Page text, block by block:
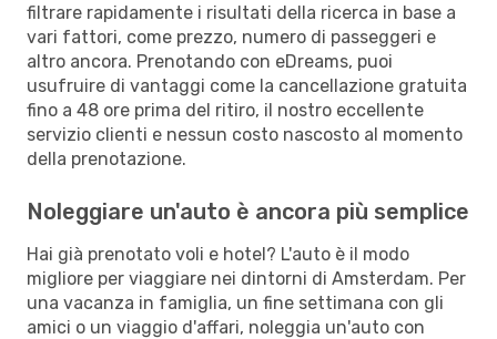
filtrare rapidamente i risultati della ricerca in base a
vari fattori, come prezzo, numero di passeggeri e
altro ancora. Prenotando con eDreams, puoi
usufruire di vantaggi come la cancellazione gratuita
fino a 48 ore prima del ritiro, il nostro eccellente
servizio clienti e nessun costo nascosto al momento
della prenotazione.
Noleggiare un'auto è ancora più semplice
Hai già prenotato voli e hotel? L'auto è il modo
migliore per viaggiare nei dintorni di Amsterdam. Per
una vacanza in famiglia, un fine settimana con gli
amici o un viaggio d'affari, noleggia un'auto con